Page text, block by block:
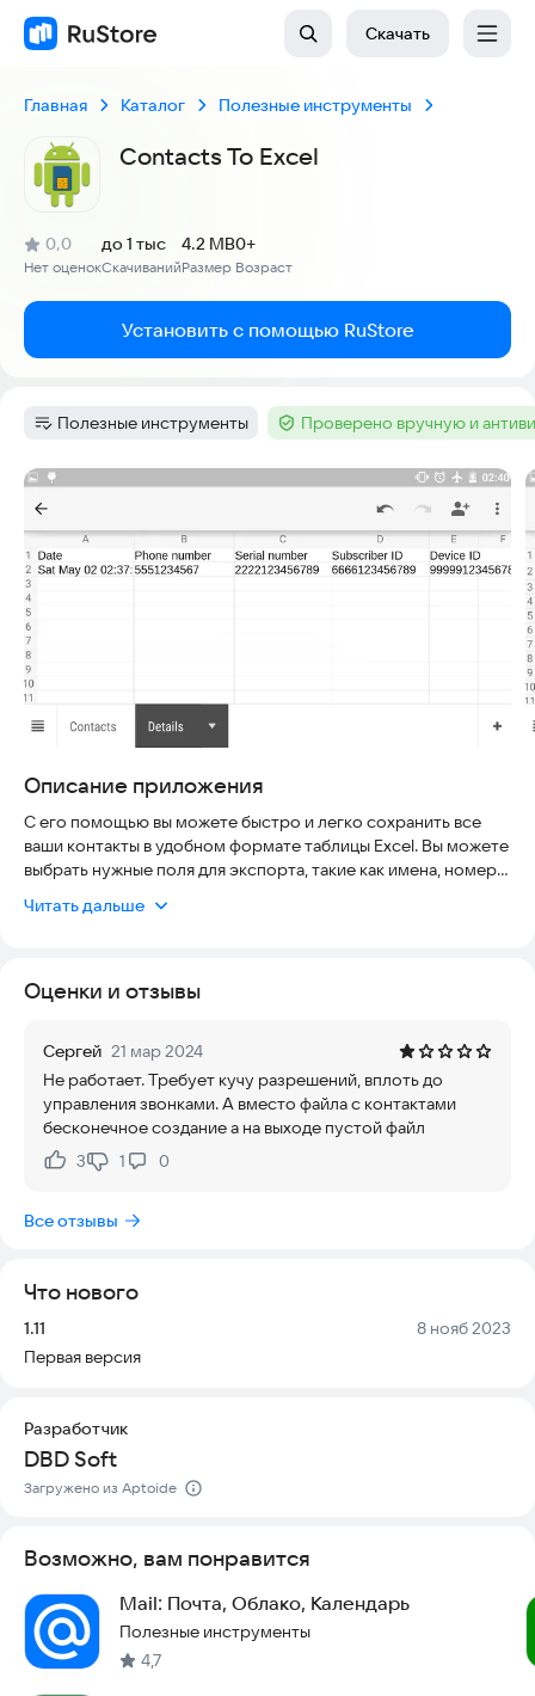
Скачать
Главная Каталог Полезные инструменты
Contacts To Excel
Рейтинг:
0,0
(
Нет оценок
)
Скачиваний
до 1 тыс
Размер
4.2 MB
Возраст
0+
Установить с помощью RuStore
Категория:
Полезные инструменты Тег :Проверено вручную и
Скриншоты
Описание приложения
С его помощью вы можете быстро и легко сохранить все
ваши контакты в удобном формате таблицы Excel. Вы можете
выбрать нужные поля для экспорта, такие как имена, номера
файле Excel. Программа работает стабильно и безопасно, не
секунд, даже если у вас несколько тысяч контактов.
анализа. Простой интерфейс позволяет легко настроить
параметры экспорта. После сохранения вы можете открыть
файл в любом приложении, поддерживающем формат Excel.
Читать дальше
Оценки и отзывы
Сергей 21 мар 2024
Не работает. Требует кучу разрешений, вплоть до
управления звонками. А вместо файла с контактами
бесконечное создание а на выходе пустой файл
Нравится:
3Не нравится:
1 0
Все отзывы
Что нового
Версия:
1.11 Дата:
8 нояб 2023
Первая версия
Разработчик
DBD Soft
Загружено из Aptoide
Возможно, вам понравится
Mail: Почта, Облако, Календарь
Полезные инструменты
4,7